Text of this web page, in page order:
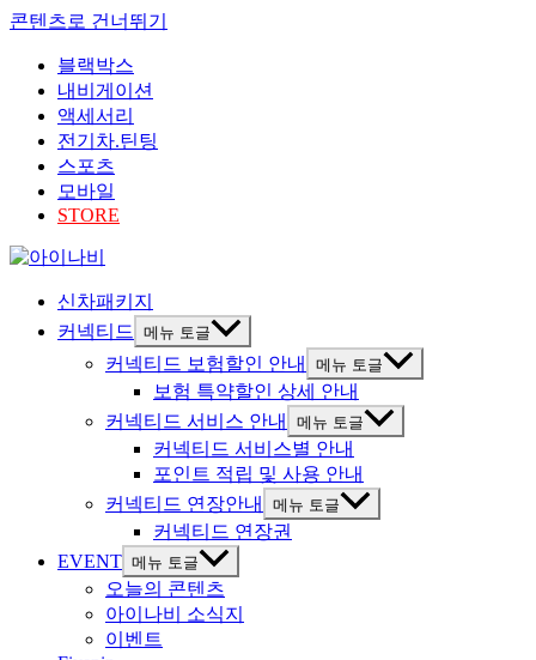
콘텐츠로 건너뛰기
블랙박스
내비게이션
액세서리
전기차.틴팅
스포츠
모바일
STORE
신차패키지
커넥티드
메뉴 토글
커넥티드 보험할인 안내 메뉴 토글
보험 특약할인 상세 안내
커넥티드 서비스 안내
메뉴 토글
커넥티드 서비스별 안내
포인트 적립 및 사용 안내
커넥티드 연장안내
메뉴 토글
커넥티드 연장권
EVENT 메뉴 토글
오늘의 콘텐츠
아이나비 소식지
이벤트